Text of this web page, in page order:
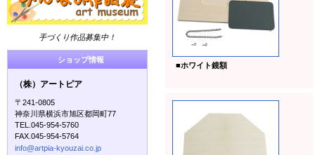
■ホワイト鏡額
手づくり作品募集中！
ショップ情報
（株）アートピア
〒241-0805
神奈川県横浜市旭区都岡町77
TEL.045-954-5760
FAX.045-954-5764
info@artpia-kyouzai.co.jp